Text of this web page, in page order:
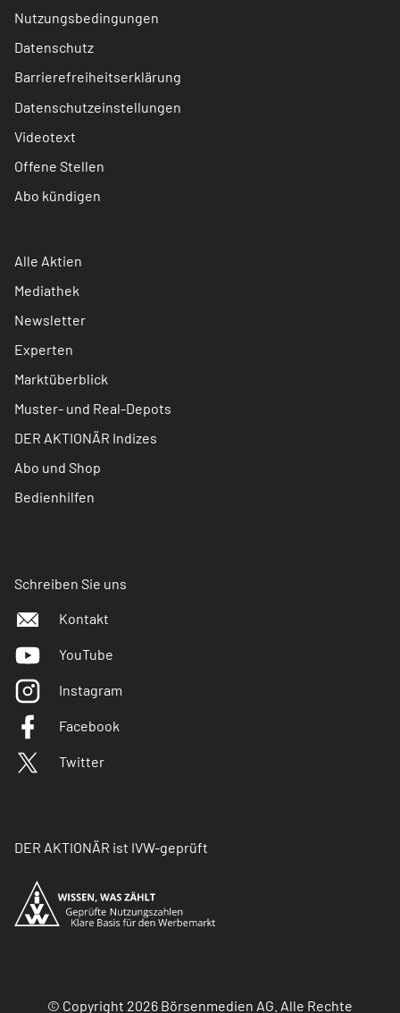
Nutzungsbedingungen
Datenschutz
Barrierefreiheitserklärung
Datenschutzeinstellungen
Videotext
Offene Stellen
Abo kündigen
Alle Aktien
Mediathek
Newsletter
Experten
Marktüberblick
Muster- und Real-Depots
DER AKTIONÄR Indizes
Abo und Shop
Bedienhilfen
Schreiben Sie uns
Kontakt
YouTube
Instagram
Facebook
Twitter
DER AKTIONÄR ist IVW-geprüft
© Copyright 2026 Börsenmedien AG. Alle Rechte